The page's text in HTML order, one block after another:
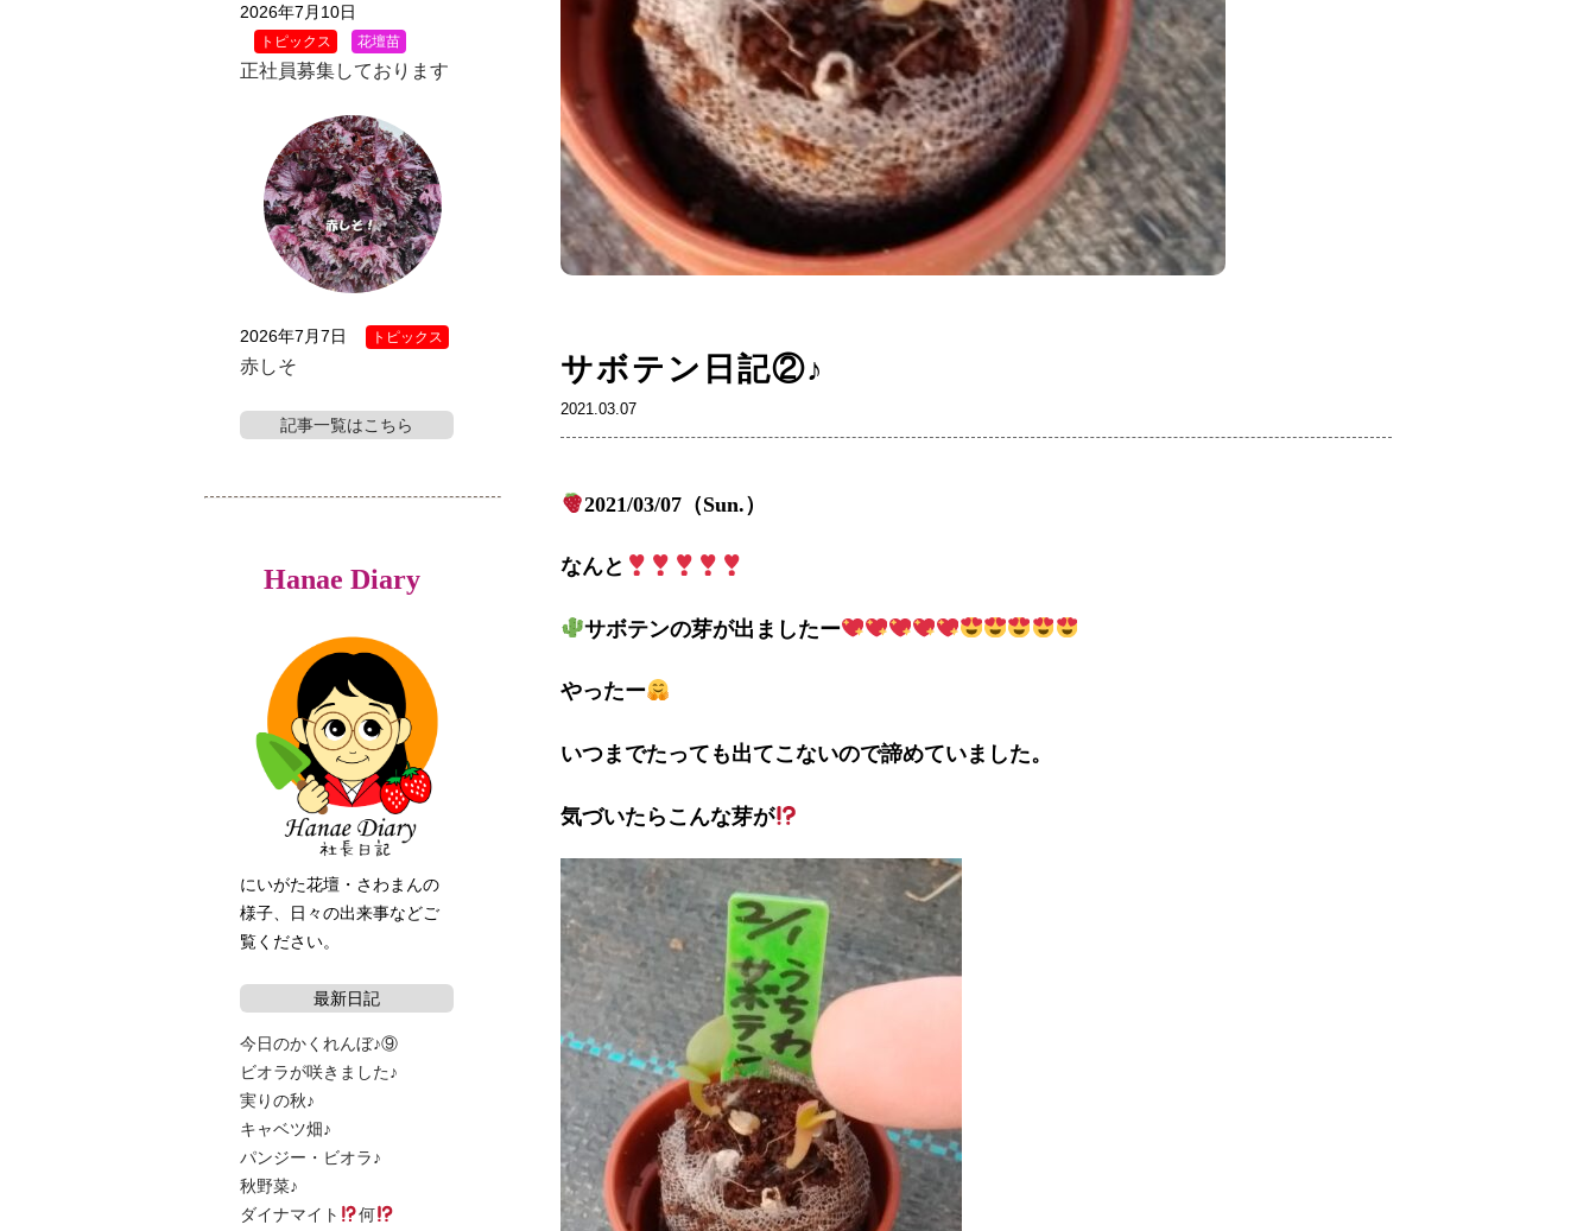
サボテン日記②♪
2021.03.07
2021/03/07（Sun.）
なんと
サボテンの芽が出ましたー
やったー
いつまでたっても出てこないので諦めていました。
気づいたらこんな芽が
2026年7月10日
トピックス 花壇苗
正社員募集しております
2026年7月7日 トピックス
赤しそ
記事一覧はこちら
Hanae Diary
にいがた花壇・さわまんの
様子、日々の出来事などご
覧ください。
最新日記
今日のかくれんぼ♪⑨
ビオラが咲きました♪
実りの秋♪
キャベツ畑♪
パンジー・ビオラ♪
秋野菜♪
ダイナマイト
何